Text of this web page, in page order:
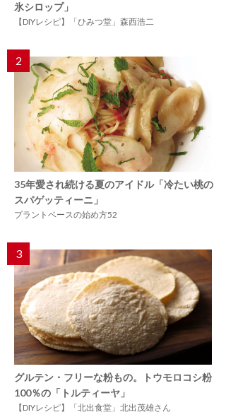
氷シロップ」
【DIYレシピ】「ひみつ堂」森西浩二
2
35年愛され続ける夏のアイドル「冷たい桃の
スパゲッティーニ」
プラントベースの始め方52
3
グルテン・フリーな粉もの。トウモロコシ粉
100％の「トルティーヤ」
【DIYレシピ】「北出食堂」北出茂雄さん